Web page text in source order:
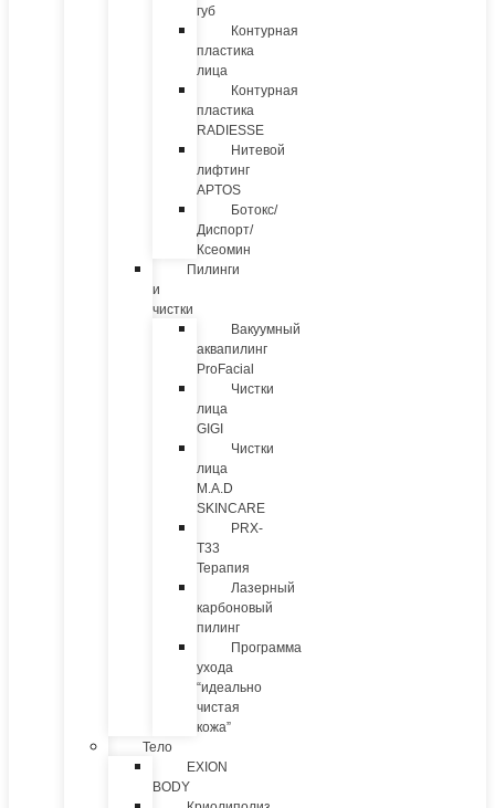
губ
Контурная
пластика
лица
Контурная
пластика
RADIESSE
Нитевой
лифтинг
APTOS
Ботокс/
Диспорт/
Ксеомин
Пилинги
и
чистки
Вакуумный
аквапилинг
ProFacial
Чистки
лица
GIGI
Чистки
лица
M.A.D
SKINCARE
PRX-
T33
Терапия
Лазерный
карбоновый
пилинг
Программа
ухода
“идеально
чистая
кожа”
Тело
EXION
BODY